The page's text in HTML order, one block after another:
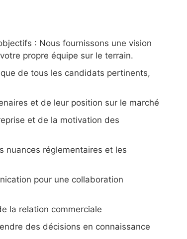
: Nous fournissons une vision
propre équipe sur le terrain.
de tous les candidats pertinents,
et de leur position sur le marché
et de la motivation des
nuances réglementaires et les
pour une collaboration
la relation commerciale
des décisions en connaissance